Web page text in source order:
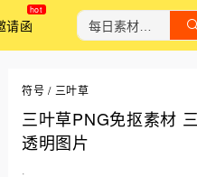
请函
符号 / 三叶草
三叶草PNG免抠素材
透明图片